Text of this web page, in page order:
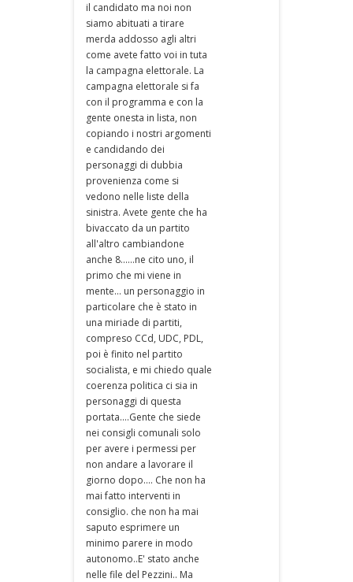
il candidato ma noi non
siamo abituati a tirare
merda addosso agli altri
come avete fatto voi in tuta
la campagna elettorale. La
campagna elettorale si fa
con il programma e con la
gente onesta in lista, non
copiando i nostri argomenti
e candidando dei
personaggi di dubbia
provenienza come si
vedono nelle liste della
sinistra. Avete gente che ha
bivaccato da un partito
all'altro cambiandone
anche 8......ne cito uno, il
primo che mi viene in
mente... un personaggio in
particolare che è stato in
una miriade di partiti,
compreso CCd, UDC, PDL,
poi è finito nel partito
socialista, e mi chiedo quale
coerenza politica ci sia in
personaggi di questa
portata....Gente che siede
nei consigli comunali solo
per avere i permessi per
non andare a lavorare il
giorno dopo.... Che non ha
mai fatto interventi in
consiglio. che non ha mai
saputo esprimere un
minimo parere in modo
autonomo..E' stato anche
nelle file del Pezzini.. Ma